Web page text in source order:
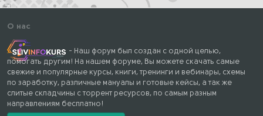
О нас
- Наш форум был создан с одной целью,
помогать другим! На нашем форуме, Вы можете скачать самые
свежие и популярные курсы, книги, тренинги и вебинары, схемы
по заработку, различные мануалы и готовые кейсы, а так же
слитые складчины с торрент ресурсов, по самым разным
направлениям бесплатно!